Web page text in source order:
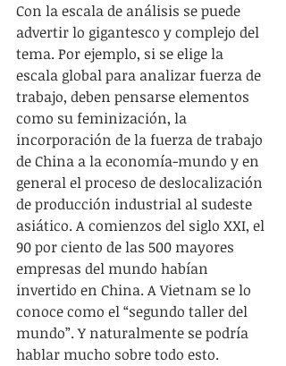
Con la escala de análisis se puede
advertir lo gigantesco y complejo del
tema. Por ejemplo, si se elige la
escala global para analizar fuerza de
trabajo, deben pensarse elementos
como su feminización, la
incorporación de la fuerza de trabajo
de China a la economía-mundo y en
general el proceso de deslocalización
de producción industrial al sudeste
asiático. A comienzos del siglo XXI, el
90 por ciento de las 500 mayores
empresas del mundo habían
invertido en China. A Vietnam se lo
conoce como el “segundo taller del
mundo”. Y naturalmente se podría
hablar mucho sobre todo esto.